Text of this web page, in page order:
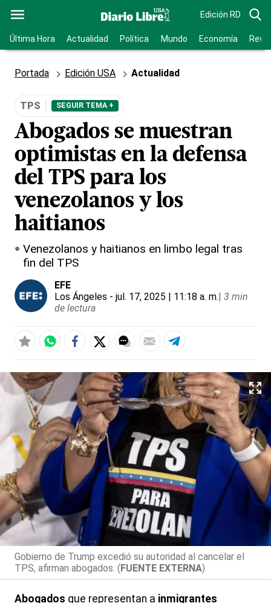
Edición RD
Última Hora Actualidad Política Mundo Economía
Portada Edición USA Actualidad
TPS SEGUIR TEMA +
Abogados se muestran
optimistas en la defensa
del TPS para los
venezolanos y los
haitianos
Venezolanos y haitianos en limbo legal tras
fin del TPS
EFE
Los Ángeles - jul. 17, 2025 | 11:18 a. m.| 3 min
de lectura
Gobierno de Trump excedió su autoridad al cancelar el
TPS, afirman abogados. (FUENTE EXTERNA)
Abogados que representan a inmigrantes